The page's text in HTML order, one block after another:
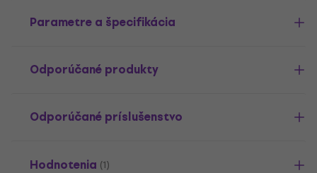
Parametre a špecifikácia
Odporúčané produkty
Odporúčané príslušenstvo
Hodnotenia (1)